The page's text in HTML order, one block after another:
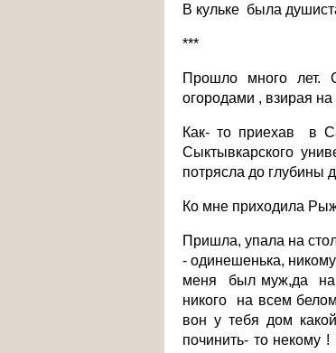
В кульке была
***
Прошло много лет.
огородами , взирая на
Как- то приехав в
Сыктывкарского
потрясла до глубины
Ко мне приходила
Пришла, упала на
- одинешенька,
меня был муж,да на
никого на всем
вон у тебя дом
починить- то некому